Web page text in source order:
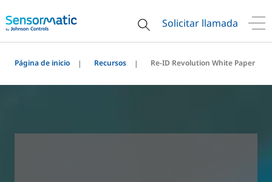
Solicitar llamada
Página de inicio Recursos Re-ID Revolution White Paper